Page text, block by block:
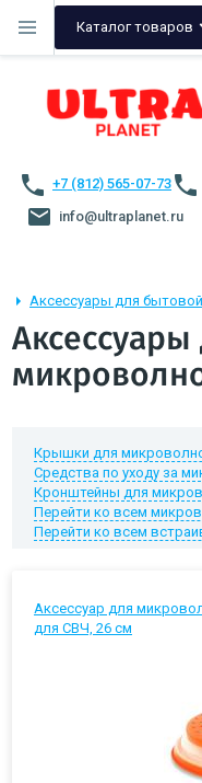
Каталог товаров
+7 (812) 565-07-73
info@ultraplanet.ru
Аксессуары для
Аксессуары
Крышки для
Средства по уходу за
Кронштейны для
Перейти ко всем
Перейти ко всем
Аксессуар для
для СВЧ, 26 см